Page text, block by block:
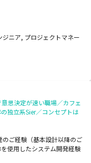
ニア, プロジェクトマネー
思決定が速い職場／カフェ
独立系Sier／コンセプトは
のご経験（基本設計以降のご
使用したシステム開発経験